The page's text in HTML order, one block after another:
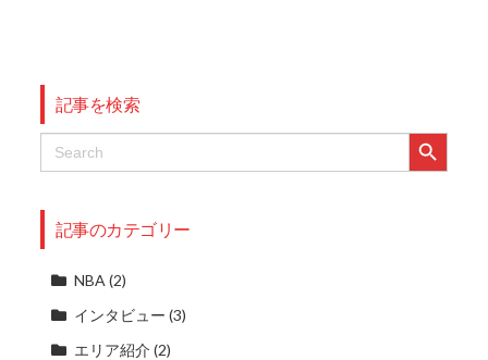
記事を検索
Search
for:
Search Button
記事のカテゴリー
NBA (2)
インタビュー (3)
エリア紹介 (2)